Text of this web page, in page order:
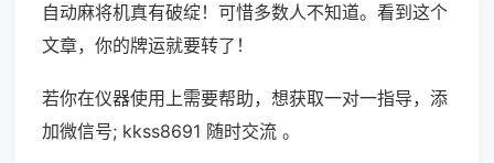
自动麻将机真有破绽！可惜多数人不知道。看到这个
文章，你的牌运就要转了！
若你在仪器使用上需要帮助，想获取一对一指导，添
加微信号; kkss8691 随时交流 。